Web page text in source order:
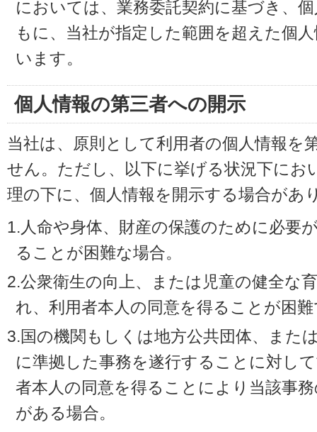
においては、業務委託契約に基づき、
もに、当社が指定した範囲を超えた個
います。
個人情報の第三者への開示
当社は、原則として利用者の個人情報を
せん。ただし、以下に挙げる状況下にお
理の下に、個人情報を開示する場合があ
1.人命や身体、財産の保護のために必要
ることが困難な場合。
2.公衆衛生の向上、または児童の健全な
れ、利用者本人の同意を得ることが困
3.国の機関もしくは地方公共団体、また
に準拠した事務を遂行することに対し
者本人の同意を得ることにより当該事
がある場合。